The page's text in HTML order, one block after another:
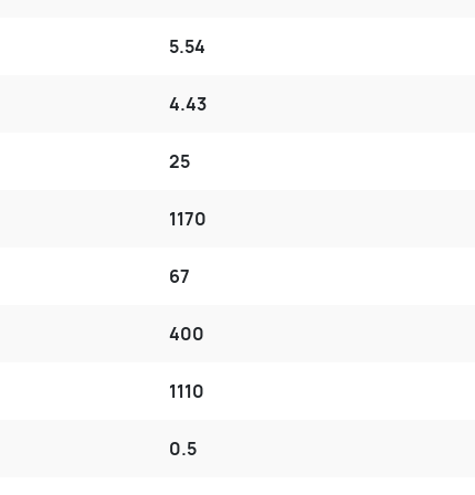
5.54
4.43
25
1170
67
400
1110
0.5